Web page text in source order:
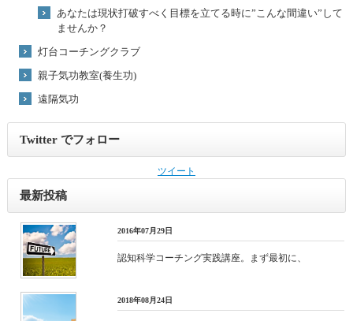
あなたは現状打破すべく目標を立てる時に”こんな間違い”して
ませんか？
灯台コーチングクラブ
親子気功教室(養生功)
遠隔気功
Twitter でフォロー
ツイート
最新投稿
2016年07月29日
認知科学コーチング実践講座。まず最初に、
2018年08月24日